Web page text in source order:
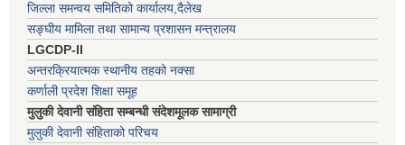
जिल्ला समन्वय समितिको कार्यालय,दैलेख
सङ्घीय मामिला तथा सामान्य प्रशासन मन्त्रालय
LGCDP-II
अन्तरक्रियात्मक स्थानीय तहको नक्सा
कर्णाली प्रदेश शिक्षा समूह
मुलुकी देवानी संहिता सम्बन्धी संदेशमूलक सामाग्री
मुलुकी देवानी संहिताको परिचय